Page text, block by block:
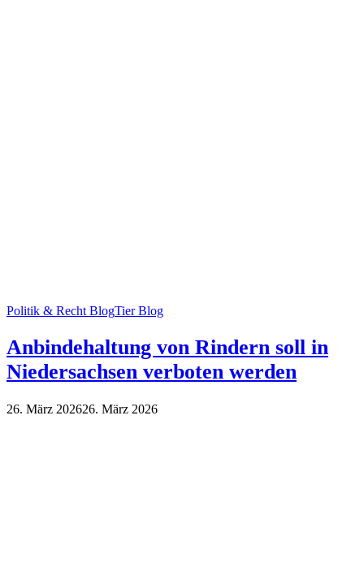
Politik & Recht BlogTier Blog
Anbindehaltung von Rindern soll in
Niedersachsen verboten werden
26. März 202626. März 2026